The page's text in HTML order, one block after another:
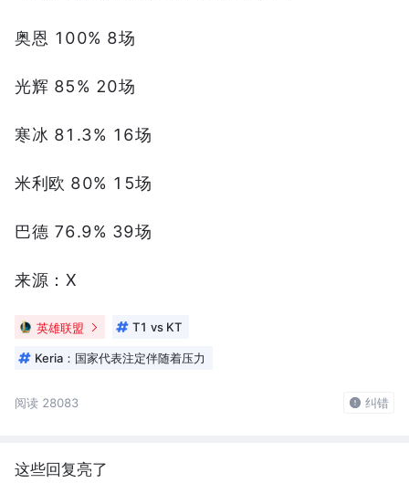
奥恩 100% 8场
光辉 85% 20场
寒冰 81.3% 16场
米利欧 80% 15场
巴德 76.9% 39场
来源：X
英雄联盟 T1 vs KT
Keria：国家代表注定伴随着压力
阅读 28083 纠错
这些回复亮了